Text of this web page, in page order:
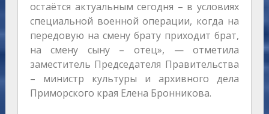
остаётся актуальным сегодня – в условиях
специальной военной операции, когда на
передовую на смену брату приходит брат,
на смену сыну – отец», — отметила
заместитель Председателя Правительства
– министр культуры и архивного дела
Приморского края Елена Бронникова.